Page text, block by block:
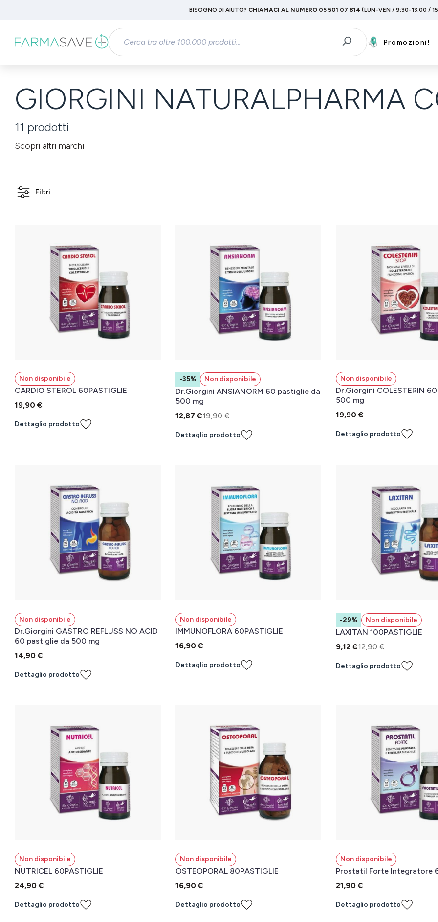
Passa alla navigazione principale
BISOGNO DI AIUTO? CHIAMACI AL NUMERO 05 501 07 814 (LUN-VEN / 9:30-13:00 /
Promozioni!
GIORGINI NATURALPHARMA
11 prodotti
Scopri altri marchi
Filtri
Non disponibile
CARDIO STEROL 60PASTIGLIE
19,90 €
Dettaglio prodotto
-35% Non disponibile
Dr.Giorgini ANSIANORM 60 pastiglie da
500 mg
12,87 €19,90 €
Dettaglio prodotto
Non disponibile
Dr.Giorgini COLESTERIN
500 mg
19,90 €
Dettaglio prodotto
Non disponibile
Dr.Giorgini GASTRO REFLUSS NO ACID
60 pastiglie da 500 mg
14,90 €
Dettaglio prodotto
Non disponibile
IMMUNOFLORA 60PASTIGLIE
16,90 €
Dettaglio prodotto
-29% Non disponibile
LAXITAN 100PASTIGLIE
9,12 €12,90 €
Dettaglio prodotto
Non disponibile
NUTRICEL 60PASTIGLIE
24,90 €
Dettaglio prodotto
Non disponibile
OSTEOPORAL 80PASTIGLIE
16,90 €
Dettaglio prodotto
Non disponibile
Prostatil Forte Integratore
21,90 €
Dettaglio prodotto